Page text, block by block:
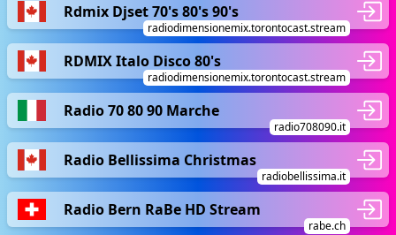
Rdmix Djset 70's 80's 90's
radiodimensionemix.torontocast.stream
RDMIX Italo Disco 80's
radiodimensionemix.torontocast.stream
Radio 70 80 90 Marche
radio708090.it
Radio Bellissima Christmas
radiobellissima.it
Radio Bern RaBe HD Stream
rabe.ch